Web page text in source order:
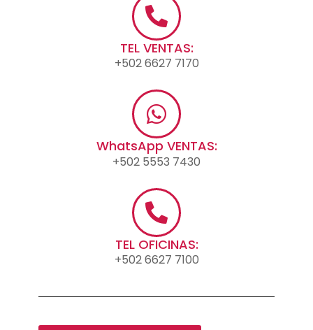
TEL VENTAS:
+502 6627 7170
WhatsApp VENTAS:
+502 5553 7430
TEL OFICINAS:
+502 6627 7100